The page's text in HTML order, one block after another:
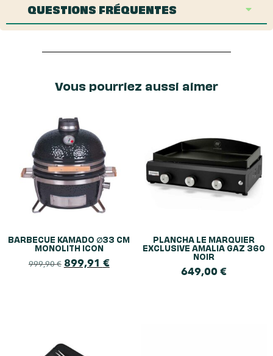
QUESTIONS FRÉQUENTES
Vous pourriez aussi aimer
BARBECUE KAMADO ∅33 CM
MONOLITH ICON
999,90€ 899,91 €
PLANCHA LE MARQUIER
EXCLUSIVE AMALIA GAZ 360
NOIR
649,00€